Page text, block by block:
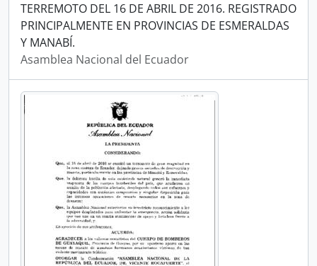
TERREMOTO DEL 16 DE ABRIL DE 2016. REGISTRADO
PRINCIPALMENTE EN PROVINCIAS DE ESMERALDAS
Y MANABÍ.
Asamblea Nacional del Ecuador